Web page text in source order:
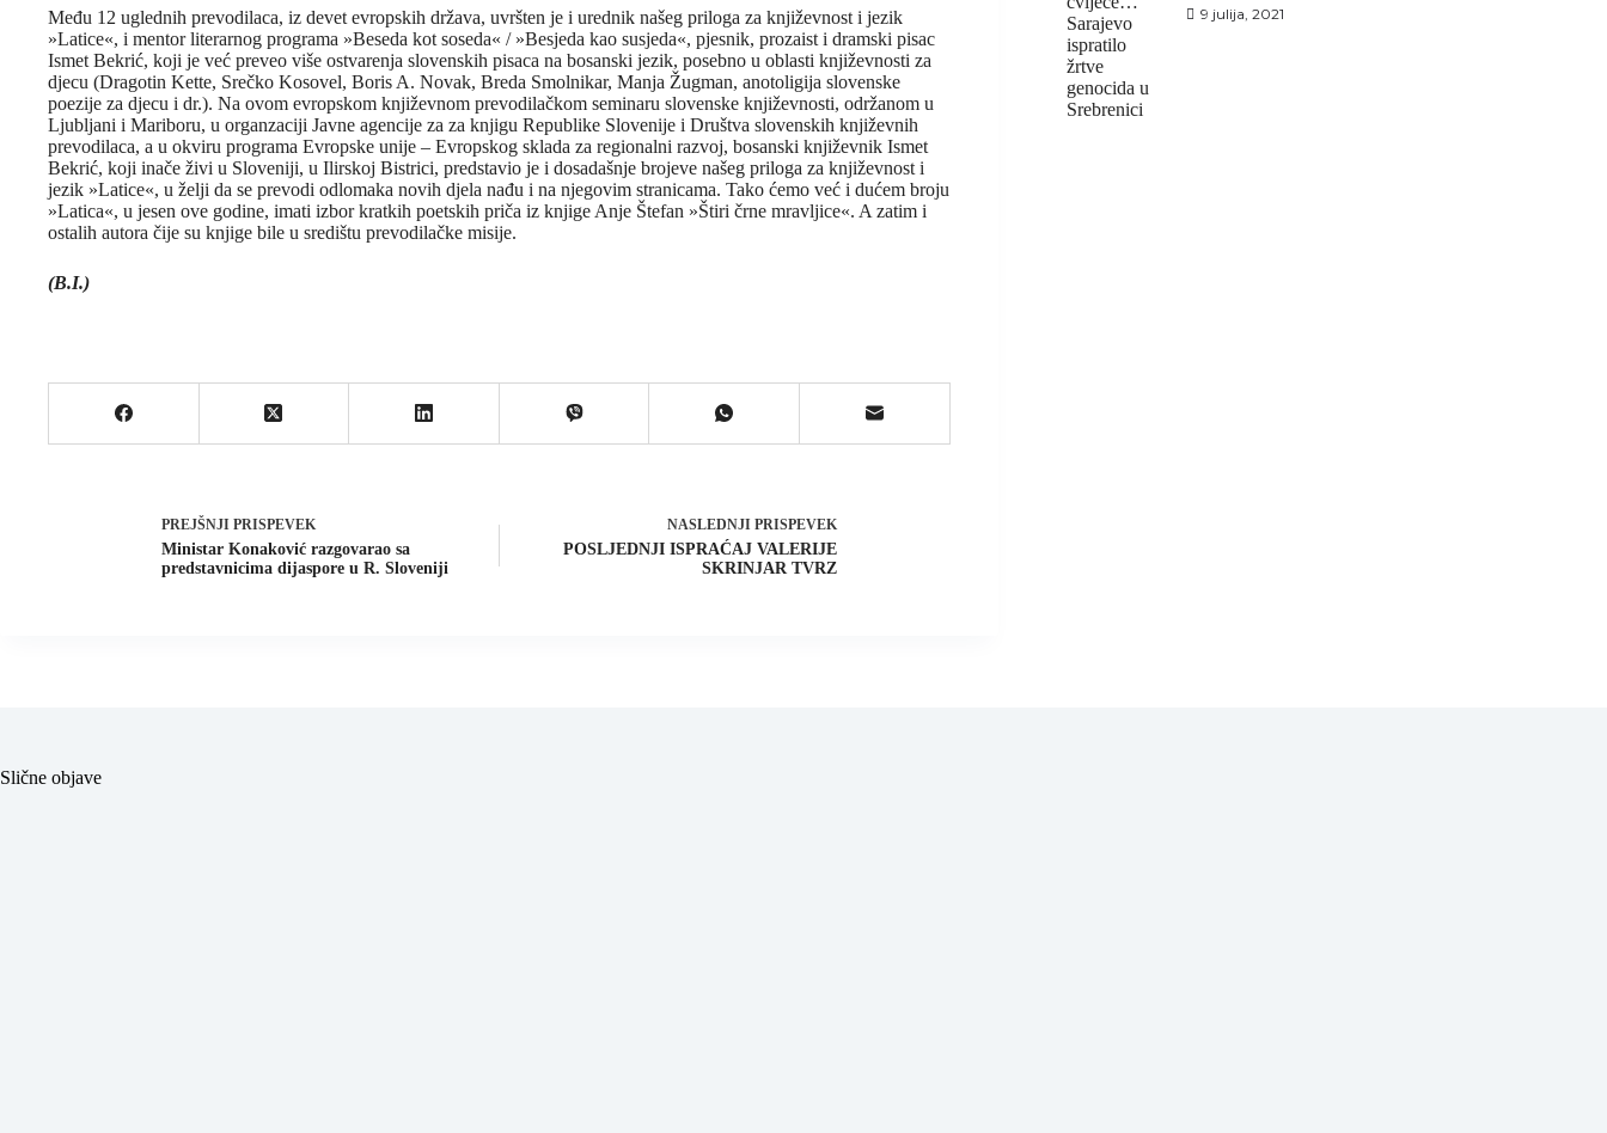
Među 12 uglednih prevodilaca, iz devet evropskih država, uvršten je i urednik našeg priloga za književnost i jezik
»Latice«, i mentor literarnog programa »Beseda kot soseda« / »Besjeda kao susjeda«, pjesnik, prozaist i dramski pisac
Ismet Bekrić, koji je već preveo više ostvarenja slovenskih pisaca na bosanski jezik, posebno u oblasti književnosti za
djecu (Dragotin Kette, Srečko Kosovel, Boris A. Novak, Breda Smolnikar, Manja Žugman, anotoligija slovenske
poezije za djecu i dr.). Na ovom evropskom književnom prevodilačkom seminaru slovenske književnosti, održanom u
Ljubljani i Mariboru, u organzaciji Javne agencije za za knjigu Republike Slovenije i Društva slovenskih književnih
prevodilaca, a u okviru programa Evropske unije – Evropskog sklada za regionalni razvoj, bosanski književnik Ismet
Bekrić, koji inače živi u Sloveniji, u Ilirskoj Bistrici, predstavio je i dosadašnje brojeve našeg priloga za književnost i
jezik »Latice«, u želji da se prevodi odlomaka novih djela nađu i na njegovim stranicama. Tako ćemo već i dućem broju
»Latica«, u jesen ove godine, imati izbor kratkih poetskih priča iz knjige Anje Štefan »Štiri črne mravljice«. A zatim i
ostalih autora čije su knjige bile u središtu prevodilačke misije.
(B.I.)
PREJŠNJI PRISPEVEK
Ministar Konaković razgovarao sa
predstavnicima dijaspore u R. Sloveniji
NASLEDNJI PRISPEVEK
POSLJEDNJI ISPRAĆAJ VALERIJE
SKRINJAR TVRZ
9 julija, 2021
Slične objave